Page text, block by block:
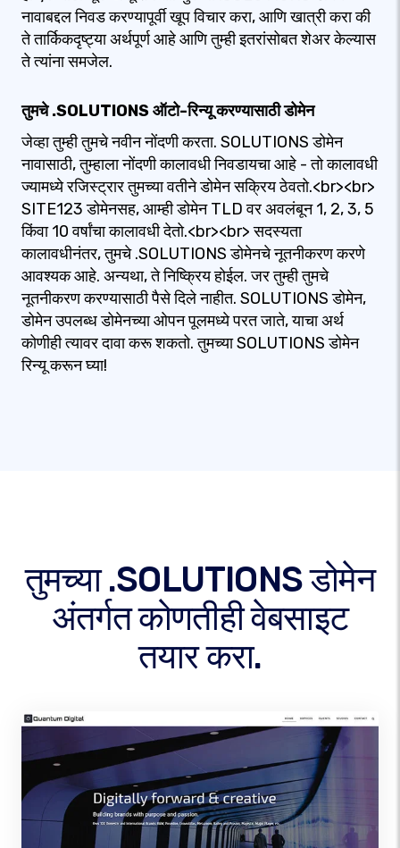
नावाबद्दल निवड करण्यापूर्वी खूप विचार करा, आणि खात्री करा की
ते तार्किकदृष्ट्या अर्थपूर्ण आहे आणि तुम्ही इतरांसोबत शेअर केल्यास
ते त्यांना समजेल.
तुमचे .SOLUTIONS ऑटो-रिन्यू करण्यासाठी डोमेन
जेव्हा तुम्ही तुमचे नवीन नोंदणी करता. SOLUTIONS डोमेन
नावासाठी, तुम्हाला नोंदणी कालावधी निवडायचा आहे - तो कालावधी
ज्यामध्ये रजिस्ट्रार तुमच्या वतीने डोमेन सक्रिय ठेवतो.<br><br>
SITE123 डोमेनसह, आम्ही डोमेन TLD वर अवलंबून 1, 2, 3, 5
किंवा 10 वर्षांचा कालावधी देतो.<br><br> सदस्यता
कालावधीनंतर, तुमचे .SOLUTIONS डोमेनचे नूतनीकरण करणे
आवश्यक आहे. अन्यथा, ते निष्क्रिय होईल. जर तुम्ही तुमचे
नूतनीकरण करण्यासाठी पैसे दिले नाहीत. SOLUTIONS डोमेन,
डोमेन उपलब्ध डोमेनच्या ओपन पूलमध्ये परत जाते, याचा अर्थ
कोणीही त्यावर दावा करू शकतो. तुमच्या SOLUTIONS डोमेन
रिन्यू करून घ्या!
तुमच्या .SOLUTIONS डोमेन
अंतर्गत कोणतीही वेबसाइट
तयार करा.